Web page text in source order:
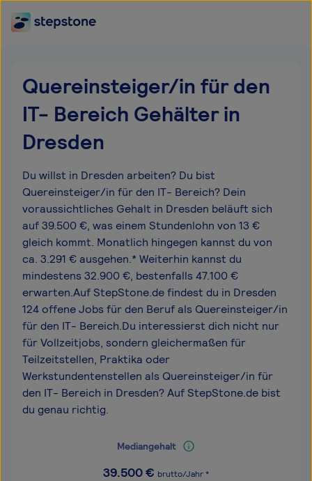
Quereinsteiger/in für den
IT- Bereich Gehälter in
Dresden
Du willst in Dresden arbeiten? Du bist
Quereinsteiger/in für den IT- Bereich? Dein
voraussichtliches Gehalt in Dresden beläuft sich
auf 39.500 €, was einem Stundenlohn von 13 €
gleich kommt. Monatlich hingegen kannst du von
ca. 3.291 € ausgehen.* Weiterhin kannst du
mindestens 32.900 €, bestenfalls 47.100 €
erwarten.Auf StepStone.de findest du in Dresden
124 offene Jobs für den Beruf als Quereinsteiger/in
für den IT- Bereich.Du interessierst dich nicht nur
für Vollzeitjobs, sondern gleichermaßen für
Teilzeitstellen, Praktika oder
Werkstundentenstellen als Quereinsteiger/in für
den IT- Bereich in Dresden? Auf StepStone.de bist
du genau richtig.
Mediangehalt
39.500€ brutto/Jahr *